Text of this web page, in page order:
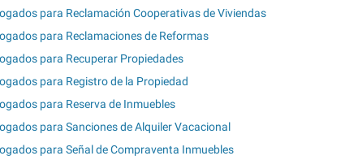
para Reclamación Cooperativas de Viviendas
para Reclamaciones de Reformas
para Recuperar Propiedades
para Registro de la Propiedad
para Reserva de Inmuebles
para Sanciones de Alquiler Vacacional
para Señal de Compraventa Inmuebles